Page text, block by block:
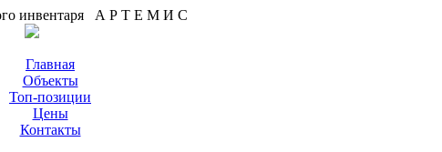
инвентаря А Р Т Е М И С
Главная
Объекты
Топ-позиции
Цены
Контакты